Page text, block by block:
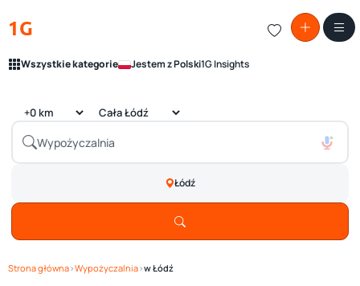
1G
Wszystkie kategorie Jestem z Polski1G Insights
Łódź
Strona główna›Wypożyczalnia›w Łódź